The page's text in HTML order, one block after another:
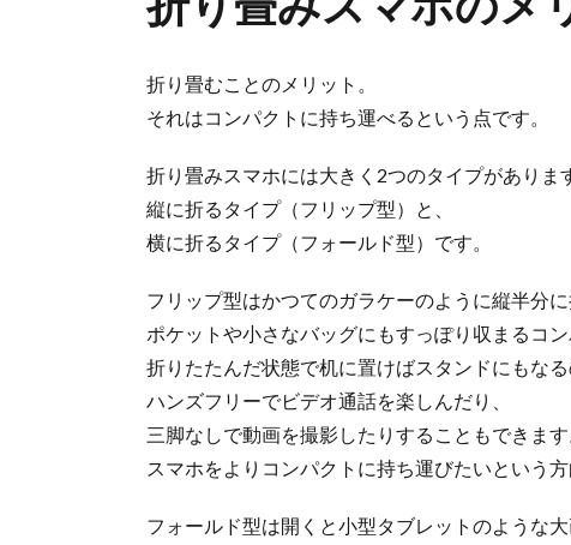
折り畳むことのメリット。
それはコンパクトに持ち運べるという点です。
折り畳みスマホには大きく2つのタイプがありま
縦に折るタイプ（フリップ型）と、
横に折るタイプ（フォールド型）です。
フリップ型はかつてのガラケーのように縦半分に
ポケットや小さなバッグにもすっぽり収まるコン
折りたたんだ状態で机に置けばスタンドにもなる
ハンズフリーでビデオ通話を楽しんだり、
三脚なしで動画を撮影したりすることもできます
スマホをよりコンパクトに持ち運びたいという方
フォールド型は開くと小型タブレットのような大